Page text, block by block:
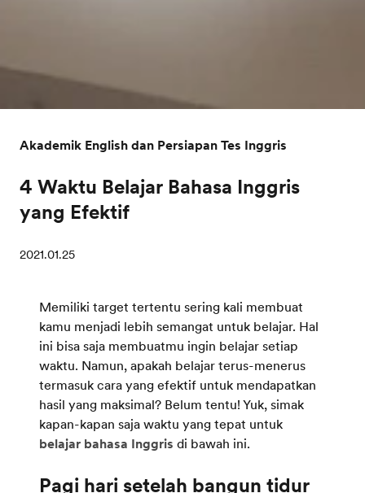
Akademik English dan Persiapan Tes Inggris
4 Waktu Belajar Bahasa Inggris
yang Efektif
2021.01.25
Memiliki target tertentu sering kali membuat
kamu menjadi lebih semangat untuk belajar. Hal
ini bisa saja membuatmu ingin belajar setiap
waktu. Namun, apakah belajar terus-menerus
termasuk cara yang efektif untuk mendapatkan
hasil yang maksimal? Belum tentu! Yuk, simak
kapan-kapan saja waktu yang tepat untuk
belajar bahasa Inggris di bawah ini.